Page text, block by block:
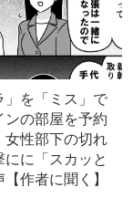
」を「ミス」で
ンの部屋を予約
女性部下の切れ
に「スカッと
作者に聞く】